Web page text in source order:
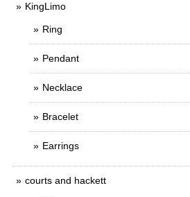
KingLimo
Ring
Pendant
Necklace
Bracelet
Earrings
courts and hackett